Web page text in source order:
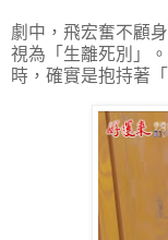
劇中，飛宏奮不顧
視為「生離死別」
時，確實是抱持著